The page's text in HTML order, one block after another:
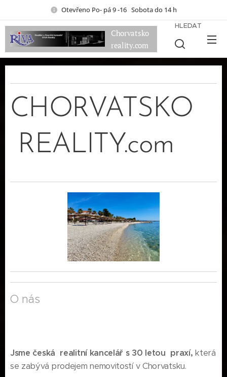
Otevřeno Po- pá 9 -16 Sobota do 14 h
Chorvatsko
reality.com
HLEDAT
CHORVATSKO
REALITY.com
O nás
Jsme česká realitní kancelář s 30 letou praxí,která
se zabývá prodejem nemovitostí v Chorvatsku.